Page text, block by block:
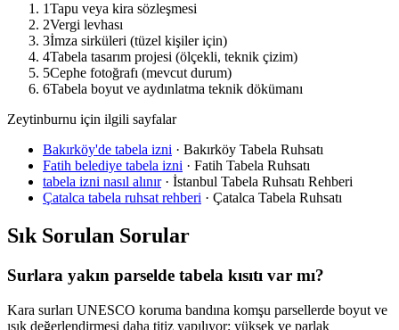
1Tapu veya kira sözleşmesi
2Vergi levhası
3İmza sirküleri (tüzel kişiler için)
4Tabela tasarım projesi (ölçekli, teknik çizim)
5Cephe fotoğrafı (mevcut durum)
6Tabela boyut ve aydınlatma teknik dökümanı
Zeytinburnu için ilgili sayfalar
Bakırköy'de tabela izni · Bakırköy Tabela Ruhsatı
Fatih belediye tabela izni · Fatih Tabela Ruhsatı
tabela izni nasıl alınır· İstanbul Tabela Ruhsatı Rehberi
Çatalca tabela ruhsat rehberi · Çatalca Tabela Ruhsatı
Sık Sorulan Sorular
Surlara yakın parselde tabela kısıtı var mı?
Kara surları UNESCO koruma bandına komşu parsellerde boyut ve
ışık değerlendirmesi daha titiz yapılıyor; yüksek ve parlak